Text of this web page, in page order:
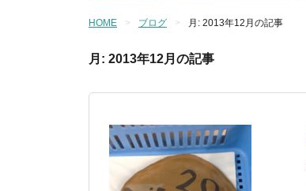
HOME ブログ 月: 2013年12月 の記事
月: 2013年12月 の記事